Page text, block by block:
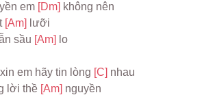
em [Dm] không nên
[Am]
lưỡi
sầu [Am] lo
em hãy tin lòng [C] nhau
lời thề [Am] nguyền